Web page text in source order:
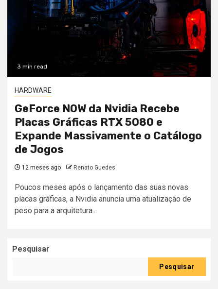
3 min read
HARDWARE
GeForce NOW da Nvidia Recebe
Placas Gráficas RTX 5080 e
Expande Massivamente o Catálogo
de Jogos
12 meses ago Renato Guedes
Poucos meses após o lançamento das suas novas
placas gráficas, a Nvidia anuncia uma atualização de
peso para a arquitetura...
Pesquisar
Pesquisar